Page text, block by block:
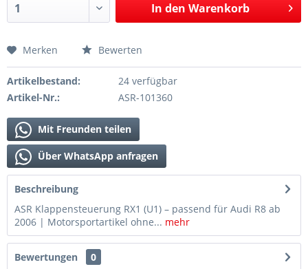
In den Warenkorb
Merken Bewerten
Artikelbestand:
24 verfügbar
Artikel-Nr.:
ASR-101360
Mit Freunden teilen
Über WhatsApp anfragen
Beschreibung
ASR Klappensteuerung RX1 (U1) – passend für Audi R8 ab
2006 | Motorsportartikel ohne... mehr
Bewertungen
0